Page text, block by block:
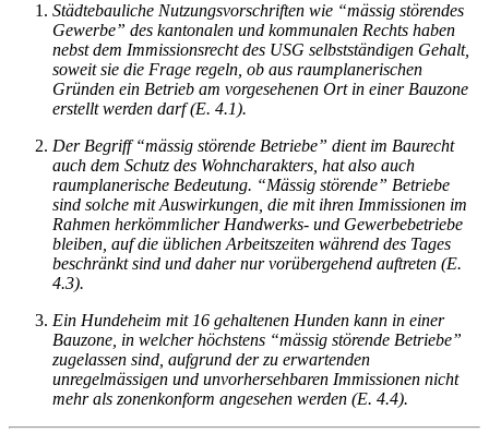
Städtebauliche Nutzungsvorschriften wie “mässig störendes
Gewerbe” des kantonalen und kommunalen Rechts haben
nebst dem Immissionsrecht des USG selbstständigen Gehalt,
soweit sie die Frage regeln, ob aus raumplanerischen
Gründen ein Betrieb am vorgesehenen Ort in einer Bauzone
erstellt werden darf (E. 4.1).
Der Begriff “mässig störende Betriebe” dient im Baurecht
auch dem Schutz des Wohncharakters, hat also auch
raumplanerische Bedeutung. “Mässig störende” Betriebe
sind solche mit Auswirkungen, die mit ihren Immissionen im
Rahmen herkömmlicher Handwerks- und Gewerbebetriebe
bleiben, auf die üblichen Arbeitszeiten während des Tages
beschränkt sind und daher nur vorübergehend auftreten (E.
4.3).
Ein Hundeheim mit 16 gehaltenen Hunden kann in einer
Bauzone, in welcher höchstens “mässig störende Betriebe”
zugelassen sind, aufgrund der zu erwartenden
unregelmässigen und unvorhersehbaren Immissionen nicht
mehr als zonenkonform angesehen werden (E. 4.4).